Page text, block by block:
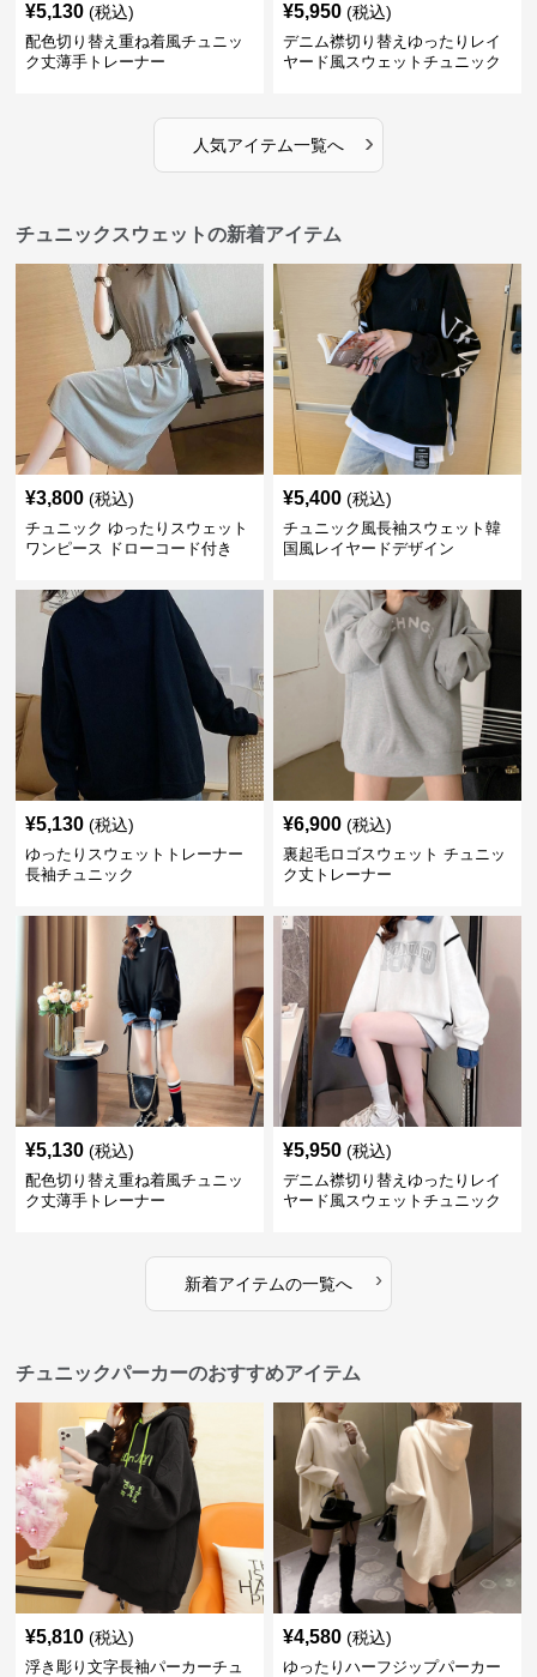
¥5,130 (税込)
配色切り替え重ね着風チュニッ
ク丈薄手トレーナー
¥5,950 (税込)
デニム襟切り替えゆったりレイ
ヤード風スウェットチュニック
人気アイテム一覧へ ›
チュニックスウェットの新着アイテム
¥3,800 (税込)
チュニック ゆったりスウェット
ワンピース ドローコード付き
¥5,400 (税込)
チュニック風長袖スウェット韓
国風レイヤードデザイン
¥5,130 (税込)
ゆったりスウェットトレーナー
長袖チュニック
¥6,900 (税込)
裏起毛ロゴスウェット チュニッ
ク丈トレーナー
¥5,130 (税込)
配色切り替え重ね着風チュニッ
ク丈薄手トレーナー
¥5,950 (税込)
デニム襟切り替えゆったりレイ
ヤード風スウェットチュニック
新着アイテムの一覧へ ›
チュニックパーカーのおすすめアイテム
¥5,810 (税込)
浮き彫り文字長袖パーカーチュ
¥4,580 (税込)
ゆったりハーフジップパーカー